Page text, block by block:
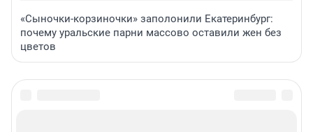
«Сыночки-корзиночки» заполонили Екатеринбург:
почему уральские парни массово оставили жен без
цветов